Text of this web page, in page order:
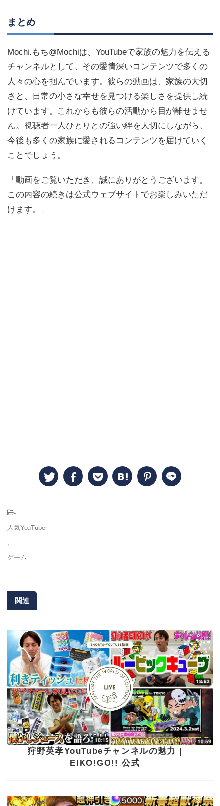
まとめ
Mochi.もち@Mochiは、YouTubeで家族の魅力を伝える
チャンネルとして、その愛情深いコンテンツで多くの
人々の心を掴んでいます。彼らの動画は、家族の大切
さと、日常の小さな幸せを見つける楽しさを提供し続
けています。これからも彼らの活動から目が離せませ
ん。視聴者一人ひとりとの強い絆を大切にしながら、
今後も多くの家族に愛されるコンテンツを届けていく
ことでしょう。
「動画をご覧いただき、誠にありがとうございます。
この内容の続きは公式ウェブサイトでお楽しみいただ
けます。」
-
人気YouTuber
ゲーム
関連
狩野英孝YouTubeチャンネルの魅力 |
EIKO!GO!! 公式